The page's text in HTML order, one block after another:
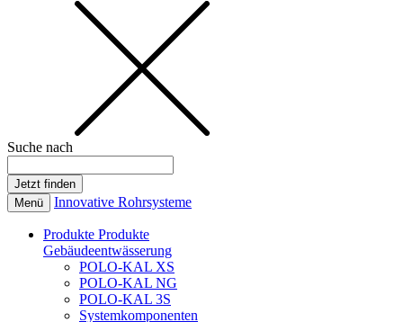
Suche nach
Menü Innovative Rohrsysteme
Produkte Produkte
Gebäudeentwässerung
POLO-KAL XS
POLO-KAL NG
POLO-KAL 3S
Systemkomponenten